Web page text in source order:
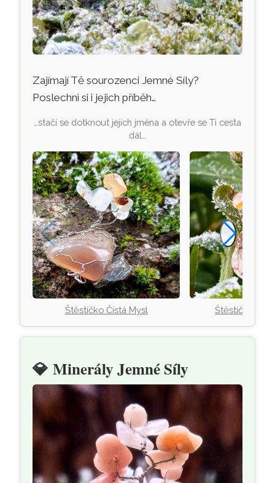
Zajímají Tě sourozenci Jemné Síly?
Poslechni si i jejich příběh…
…stačí se dotknout jejich jména a otevře se Ti cesta
dál…
Štěstíčko Čistá Mysl Štěstíčko
💎Minerály Jemné Síly